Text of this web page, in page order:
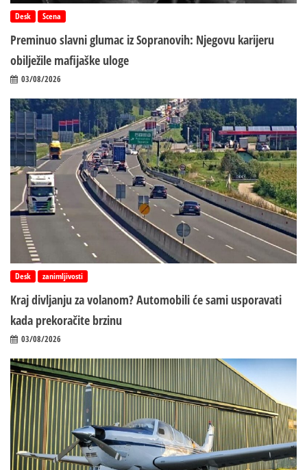
Desk Scena
Preminuo slavni glumac iz Sopranovih: Njegovu karijeru
obilježile mafijaške uloge
03/08/2026
Desk zanimljivosti
Kraj divljanju za volanom? Automobili će sami usporavati
kada prekoračite brzinu
03/08/2026